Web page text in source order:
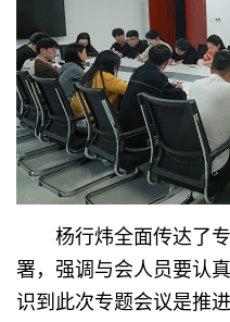
杨行炜全面传达了
署，强调与会人员要认
识到此次专题会议是推